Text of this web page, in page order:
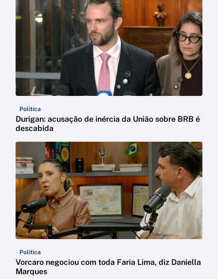
Política
Durigan: acusação de inércia da União sobre BRB é
descabida
Política
Vorcaro negociou com toda Faria Lima, diz Daniella
Marques